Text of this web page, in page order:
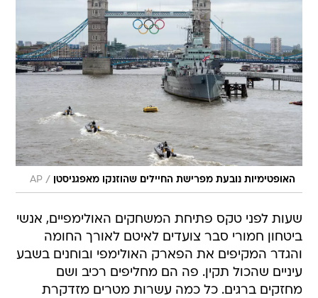
האופטימיות נובעת מפרישת החיילים שהוזנקו מאפגניסטן /
AP
שעות לפני טקס פתיחת המשחקים האולימפיים, אנשי
ביטחון חמורי סבר צועדים לאיטם לאורך החומה
והגדר המקיפים את הפארק האולימפי ובוחנים בשבע
עיניים שהכול תקין. פה הם מחליפים רכיב ושם
מחזקים ברגים. כל כמה עשרות מטרים מזדקרת